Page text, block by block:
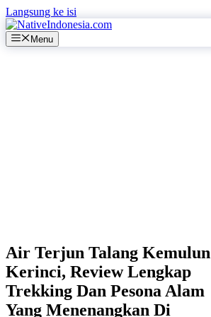
Langsung ke isi
Menu
Air Terjun Talang Kemulun
Kerinci, Review Lengkap
Trekking Dan Pesona Alam
Yang Menenangkan Di